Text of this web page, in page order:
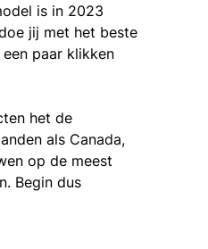
is in 2023
jij met het beste
paar klikken
het de
als Canada,
op de meest
Begin dus